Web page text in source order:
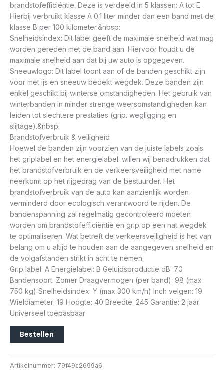
brandstofefficiëntie. Deze is verdeeld in 5 klassen: A tot E.
Hierbij verbruikt klasse A 0.1 liter minder dan een band met de
klasse B per 100 kilometer.&nbsp:
Snelheidsindex: Dit label geeft de maximale snelheid wat mag
worden gereden met de band aan. Hiervoor houdt u de
maximale snelheid aan dat bij uw auto is opgegeven.
Sneeuwlogo: Dit label toont aan of de banden geschikt zijn
voor met ijs en sneeuw bedekt wegdek. Deze banden zijn
enkel geschikt bij winterse omstandigheden. Het gebruik van
winterbanden in minder strenge weersomstandigheden kan
leiden tot slechtere prestaties (grip. wegligging en
slijtage).&nbsp:
Brandstofverbruik & veiligheid
Hoewel de banden zijn voorzien van de juiste labels zoals
het griplabel en het energielabel. willen wij benadrukken dat
het brandstofverbruik en de verkeersveiligheid met name
neerkomt op het rijgedrag van de bestuurder. Het
brandstofverbruik van de auto kan aanzienlijk worden
verminderd door ecologisch verantwoord te rijden. De
bandenspanning zal regelmatig gecontroleerd moeten
worden om brandstofefficiëntie en grip op een nat wegdek
te optimaliseren. Wat betreft de verkeersveiligheid is het van
belang om u altijd te houden aan de aangegeven snelheid en
de volgafstanden strikt in acht te nemen.
Grip label: A Energielabel: B Geluidsproductie dB: 70
Bandensoort: Zomer Draagvermogen (per band): 98 (max
750 kg) Snelheidsindex: Y (max 300 km/h) Inch velgen: 19
Wieldiameter: 19 Hoogte: 40 Breedte: 245 Garantie: 2 jaar
Universeel toepasbaar
Bestellen
Artikelnummer: 79f49c2699a6